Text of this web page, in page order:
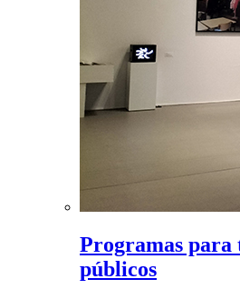
Programas para
públicos